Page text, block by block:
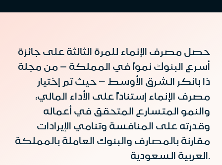
حصل مصرف الإنماء للمرة الثالثة على جائزة
أسرع البنوك نمواً في المملكة – من مجلة
ذا بانكر الشرق الأوسط – حيث تم إختيار
مصرف الإنماء إستناداً على الأداء المالي،
والنمو المتسارع المتحقق في أعماله
وقدرته على المنافسة وتنامي الإيرادات
مقارنةً بالمصارف والبنوك العاملة بالمملكة
العربية السعودية.